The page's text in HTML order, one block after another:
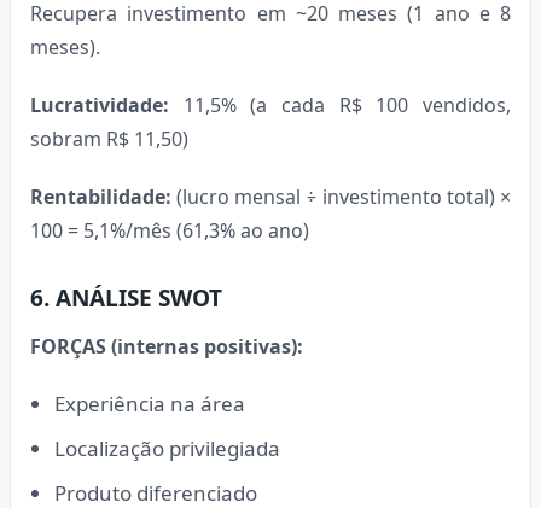
Recupera investimento em ~20 meses (1 ano e 8
meses).
Lucratividade: 11,5% (a cada R$ 100 vendidos,
sobram R$ 11,50)
Rentabilidade: (lucro mensal ÷ investimento total) ×
100 = 5,1%/mês (61,3% ao ano)
6. ANÁLISE SWOT
FORÇAS (internas positivas):
Experiência na área
Localização privilegiada
Produto diferenciado